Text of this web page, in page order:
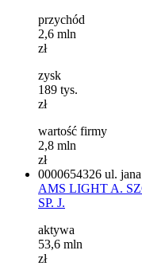
przychód
2,6 mln
zł
zysk
189 tys.
zł
wartość firmy
2,8 mln
zł
0000654326 ul.
AMS LIGHT A.
SP. J.
aktywa
53,6 mln
zł